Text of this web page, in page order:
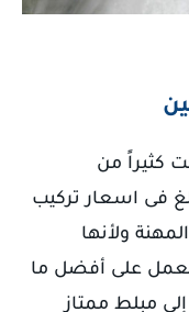
كثيراً من
فى اسعار تركيب
ولأنها
على أفضل ما
مبلط ممتاز